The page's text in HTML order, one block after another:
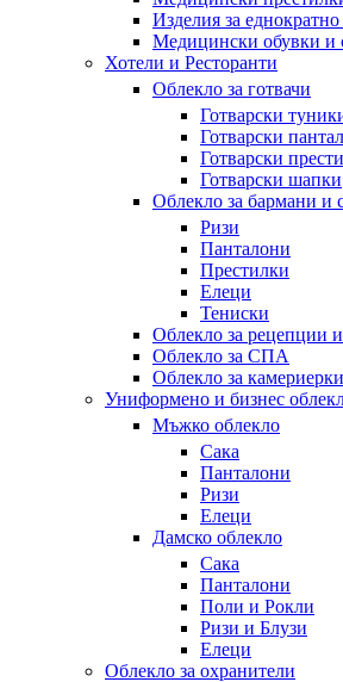
Изделия за
Медицински обувки и
Хотели и Ресторанти
Облекло за готвачи
Готварски
Готварски
Готварски
Готварски шапки
Облекло за бармани и
Ризи
Панталони
Престилки
Елеци
Тениски
Облекло за рецепции
Облекло за СПА
Облекло за
Униформено и бизнес
Мъжко облекло
Сака
Панталони
Ризи
Елеци
Дамско облекло
Сака
Панталони
Поли и Рокли
Ризи и Блузи
Елеци
Облекло за охранители